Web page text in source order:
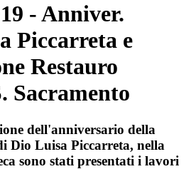
- Anniver.
Piccarreta e
Restauro
Sacramento
dell'anniversario della
Dio Luisa Piccarreta, nella
sono stati presentati i lavori